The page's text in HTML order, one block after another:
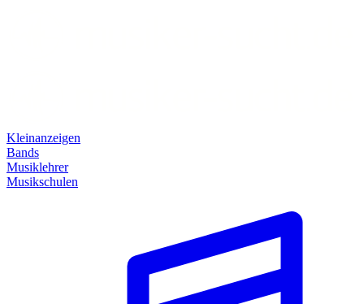
Kleinanzeigen
Bands
Musiklehrer
Musikschulen